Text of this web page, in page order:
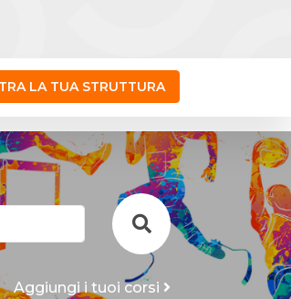
LA TUA STRUTTURA
Aggiungi i tuoi corsi